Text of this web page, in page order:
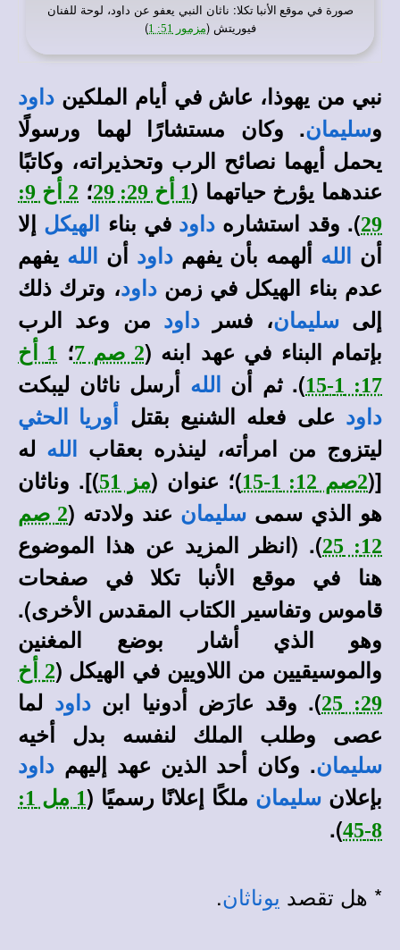
صورة في موقع الأنبا تكلا: ناثان النبي يعفو عن داود، لوحة للفنان
فيوريتش (مزمور 51: 1 )
نبي من يهوذا، عاش في أيام الملكين داود
وسليمان. وكان مستشارًا لهما ورسولًا
يحمل أيهما نصائح الرب وتحذيراته، وكاتبًا
عندهما يؤرخ حياتهما (1 أخ 29: 29 ؛
2 أخ 9:
29). وقد استشاره داود في بناء الهيكل إلا
أن
الله ألهمه بأن يفهمداود أن الله يفهم
عدم بناء الهيكل في زمنداود، وترك ذلك
إلىسليمان، فسر داود
من وعد الرب
بإتمام البناء في عهد ابنه (2 صم 7 ؛
1 أخ
17: 1-15
). ثم أن الله أرسل ناثان ليبكت
داود على فعله الشنيع بقتل أوريا الحثي
ليتزوج من امرأته، لينذره بعقاب الله له
[(2صم 12: 1-15 )؛ عنوان (مز 51
)]. وناثان
هو الذي سمى سليمان عند ولادته (
2 صم
12: 25
). (انظر المزيد عن هذا الموضوع
هنا في
موقع الأنبا تكلا
في صفحات
قاموس وتفاسير الكتاب المقدس الأخرى).
وهو الذي أشار بوضع المغنين
والموسيقيين من اللاويين في الهيكل (
2 أخ
29: 25
). وقد عارَض أدونيا ابنداود لما
عصى وطلب الملك لنفسه بدل أخيه
سليمان. وكان أحد الذين عهد إليهم داود
بإعلان سليمان ملكًا إعلانًا رسميًا (
1 مل 1:
8-45
).
* هل تقصد يوناثان.